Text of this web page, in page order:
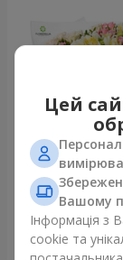
Букет
4 656 грн
Цей
Вашому
Інформація з
cookie та